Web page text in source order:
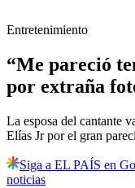
Entretenimiento
“Me pareció
por extraña
La esposa del cantante
Elías Jr por el gran
Siga a EL PAÍS en
noticias